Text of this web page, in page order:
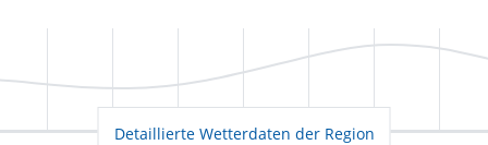
Detaillierte Wetterdaten der Region